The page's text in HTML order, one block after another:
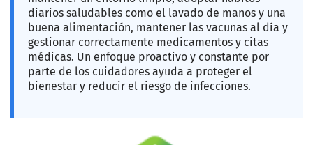
diarios saludables como el lavado de manos y una
buena alimentación, mantener las vacunas al día y
gestionar correctamente medicamentos y citas
médicas. Un enfoque proactivo y constante por
parte de los cuidadores ayuda a proteger el
bienestar y reducir el riesgo de infecciones.